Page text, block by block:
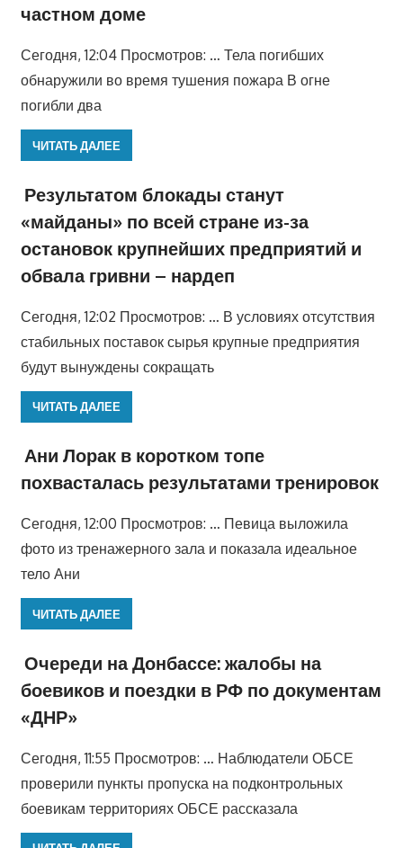
частном доме
Сегодня, 12:04 Просмотров: … Тела погибших
обнаружили во время тушения пожара В огне
погибли два
ЧИТАТЬ ДАЛЕЕ
Результатом блокады станут
«майданы» по всей стране из-за
остановок крупнейших предприятий и
обвала гривни – нардеп
Сегодня, 12:02 Просмотров: … В условиях отсутствия
стабильных поставок сырья крупные предприятия
будут вынуждены сокращать
ЧИТАТЬ ДАЛЕЕ
Ани Лорак в коротком топе
похвасталась результатами тренировок
Сегодня, 12:00 Просмотров: … Певица выложила
фото из тренажерного зала и показала идеальное
тело Ани
ЧИТАТЬ ДАЛЕЕ
Очереди на Донбассе: жалобы на
боевиков и поездки в РФ по документам
«ДНР»
Сегодня, 11:55 Просмотров: … Наблюдатели ОБСЕ
проверили пункты пропуска на подконтрольных
боевикам территориях ОБСЕ рассказала